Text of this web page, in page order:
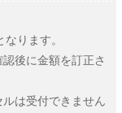
ります。
後に金額を訂正さ
は受付できません